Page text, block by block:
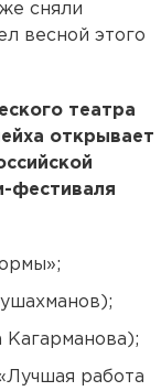
сняли
весной этого
театра
открывает
фестиваля
работа